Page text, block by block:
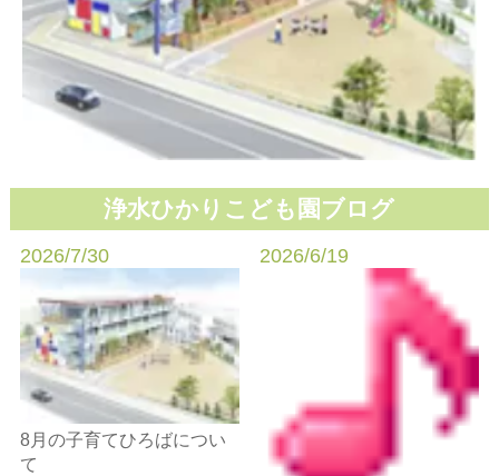
浄水ひかりこども園ブログ
2026/7/30
8月の子育てひろばについ
て
2026/6/19